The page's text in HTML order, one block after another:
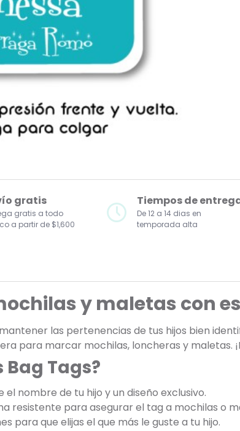
gratis
gratis a todo
a partir de $1,600
Tiempos de
De 12 a 14 dias en
temporada alta
y maletas con
las pertenencias de tus hijos bien
para marcar mochilas, loncheras y maletas.
Tags?
el nombre de tu hijo y un diseño exclusivo.
resistente para asegurar el tag a mochilas o
para que elijas el que más le guste a tu hijo.